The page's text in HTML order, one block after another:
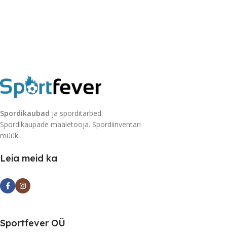
Spordikaubad ja sporditarbed.
Spordikaupade maaletooja. Spordiinventari
müük.
Leia meid ka
Sportfever OÜ